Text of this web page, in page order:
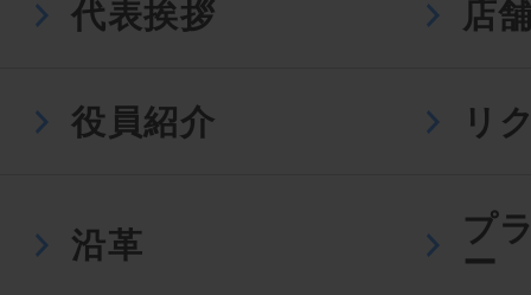
代表挨拶 店
役員紹介 リ
沿革
プ
ー